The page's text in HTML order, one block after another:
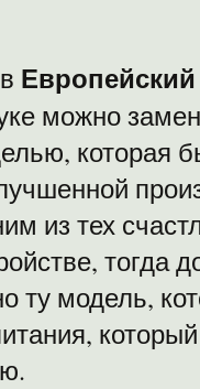
можно
которая
из тех
тогда
ту модель,